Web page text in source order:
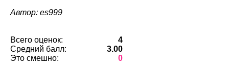
Автор: es999
Всего оценок:
4
Средний балл:
3.00
Это смешно:
0